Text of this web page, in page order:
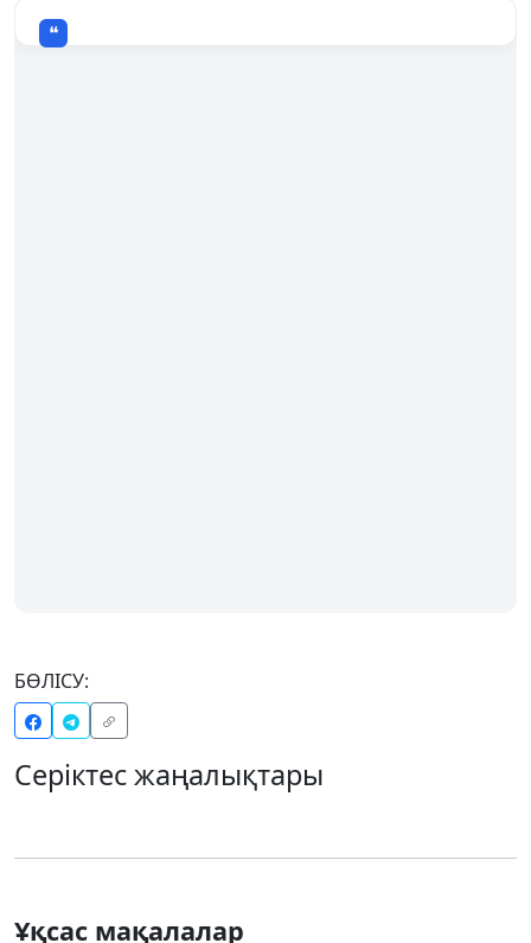
БӨЛІСУ:
Серіктес жаңалықтары
Ұқсас мақалалар